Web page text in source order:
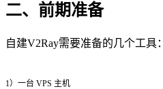
二、前期准备
自建V2Ray需要准备的几个工具：
1）一台 VPS 主机